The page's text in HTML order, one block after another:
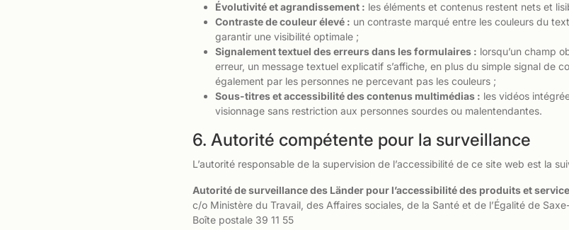
Évolutivité et agrandissement : les éléments et contenus restent nets et
Contraste de couleur élevé : un contraste marqué entre les couleurs du
garantir une visibilité optimale ;
Signalement textuel des erreurs dans les formulaires : lorsqu’un champ
erreur, un message textuel explicatif s’affiche, en plus du simple signal de
également par les personnes ne percevant pas les couleurs ;
Sous-titres et accessibilité des contenus multimédias : les vidéos
visionnage sans restriction aux personnes sourdes ou malentendantes.
6. Autorité compétente pour la surveillance
L’autorité responsable de la supervision de l’accessibilité de ce site web est la
Autorité de surveillance des Länder pour l’accessibilité des produits et
c/o Ministère du Travail, des Affaires sociales, de la Santé et de l’Égalité de
Boîte postale 39 11 55